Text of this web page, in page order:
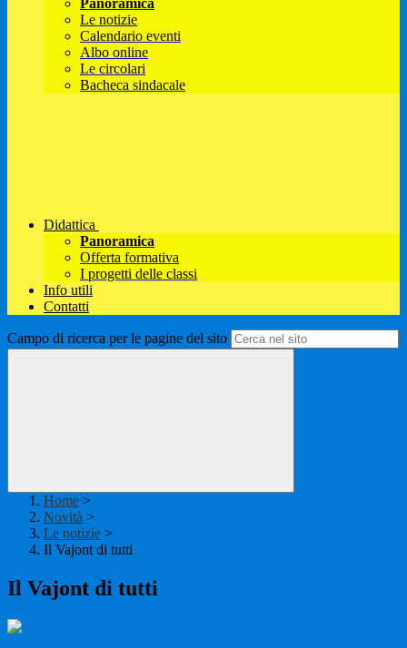
Panoramica
Le notizie
Calendario eventi
Albo online
Le circolari
Bacheca sindacale
Didattica
Panoramica
Offerta formativa
I progetti delle classi
Info utili
Contatti
Campo di ricerca per le pagine del sito
Home >
Novità >
Le notizie >
Il Vajont di tutti
Il Vajont di tutti